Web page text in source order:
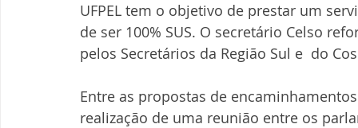
UFPEL tem o objetivo de prestar um
de ser 100% SUS. O secretário Celso
pelos Secretários da Região Sul e  do
Entre as propostas de
realização de uma reunião entre os